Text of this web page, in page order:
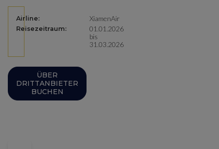
Airline: XiamenAir
Reisezeitraum:
01.01.2026
bis
31.03.2026
ÜBER
DRITTANBIETER
BUCHEN